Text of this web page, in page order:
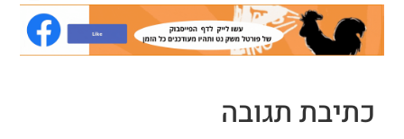
כתיבת תגובה